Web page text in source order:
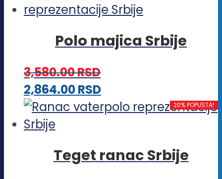
izabrane
na
stranici
ima
varijanti.
mogu
biti
izabrane
stranici
proizvoda.
Polo majica Srbije
3,580.00RSD
2,864.00RSDOvaj
proizvod
varijanti.
20% POPUSTA!
Teget ranac Srbije